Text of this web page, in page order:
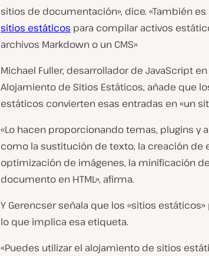
sitios de documentación», dice. «También
sitios estáticos para compilar activos
archivos Markdown o un CMS»
Michael Fuller, desarrollador de JavaScript
Alojamiento de Sitios Estáticos, añade que
estáticos convierten esas entradas en «un
«Lo hacen proporcionando temas, plugins y
como la sustitución de texto, la creación de
optimización de imágenes, la minificación
documento en HTML», afirma.
Y Gerencser señala que los «sitios
lo que implica esa etiqueta.
«Puedes utilizar el alojamiento de sitios